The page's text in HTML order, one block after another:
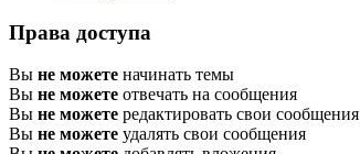
Права доступа
Вы не можете начинать темы
Вы не можете отвечать на сообщения
Вы не можете редактировать свои сообщения
Вы не можете удалять свои сообщения